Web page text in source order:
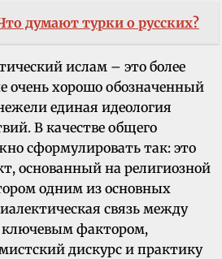
думают турки о русских?
ислам – это более
очень хорошо обозначенный
единая идеология
В качестве общего
сформулировать так: это
основанный на религиозной
одним из основных
связь между
фактором,
дискурс и практику